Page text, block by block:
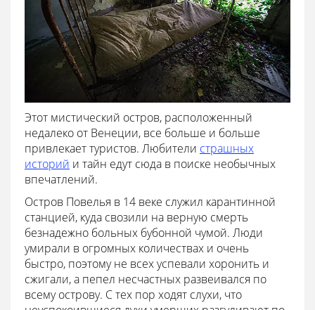
Этот мистический остров, расположенный
недалеко от Венеции, все больше и больше
привлекает туристов. Любители страшных
историй и тайн едут сюда в поиске необычных
впечатлений.
Остров Повелья в 14 веке служил карантинной
станцией, куда свозили на верную смерть
безнадежно больных бубонной чумой. Люди
умирали в огромных количествах и очень
быстро, поэтому не всех успевали хоронить и
сжигали, а пепел несчастных развеивался по
всему острову. С тех пор ходят слухи, что